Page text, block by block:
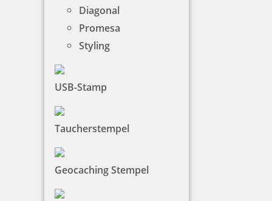
Diagonal
Promesa
Styling
USB-Stamp
Taucherstempel
Geocaching Stempel
Stempelkugelschreiber Heri Stamp & Touch Pen 3307 Gelb mit